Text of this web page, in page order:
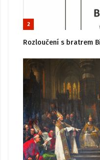
2
Rozloučení s bratrem